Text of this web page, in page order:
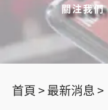
關注我
首頁 >最新消息 >